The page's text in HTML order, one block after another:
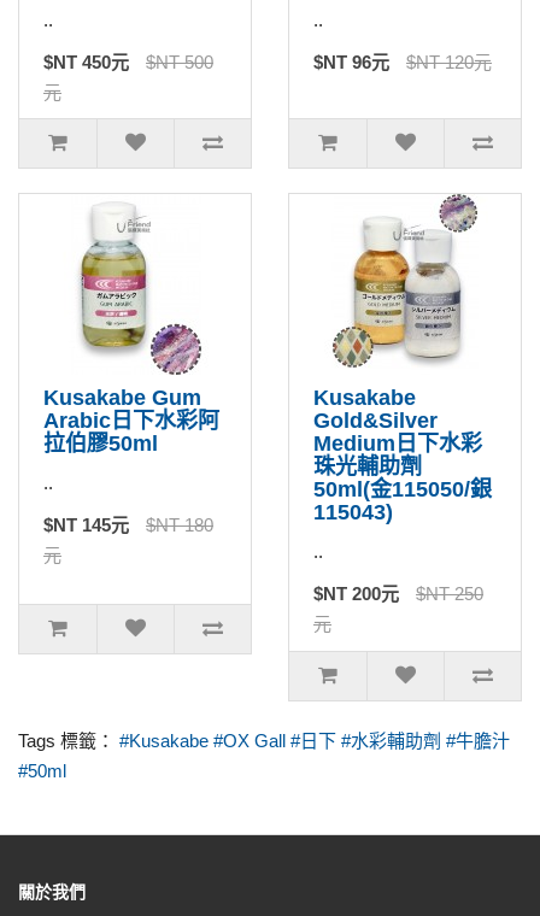
..
$NT 450元
$NT 500
元
..
$NT 96元 $NT 120元
Kusakabe Gum
Arabic日下水彩阿
拉伯膠50ml
..
$NT 145元
$NT 180
元
Kusakabe
Gold&Silver
Medium日下水彩
珠光輔助劑
50ml(金115050/銀
115043)
..
$NT 200元
$NT 250
元
Tags 標籤： #Kusakabe #OX Gall #日下 #水彩輔助劑 #牛膽汁
#50ml
關於我們